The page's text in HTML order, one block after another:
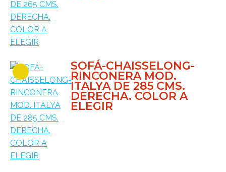
SOFÁ-CHAISSELONG-
RINCONERA MOD.
ITALYA DE 285 CMS.
DERECHA. COLOR A
ELEGIR